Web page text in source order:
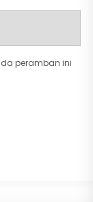
peramban ini